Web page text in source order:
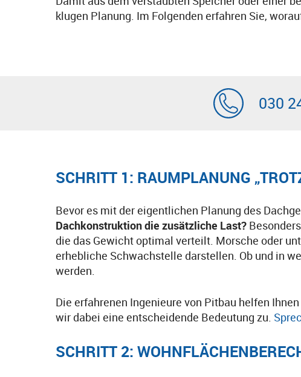
klugen Planung. Im Folgenden erfahren Sie,
030
SCHRITT 1: RAUMPLANUNG
Bevor es mit der eigentlichen Planung des
Dachkonstruktion die zusätzliche Last?
die das Gewicht optimal verteilt. Morsche oder
erhebliche Schwachstelle darstellen. Ob und in
werden.
Die erfahrenen Ingenieure von Pitbau helfen
wir dabei eine entscheidende Bedeutung zu.
SCHRITT 2: